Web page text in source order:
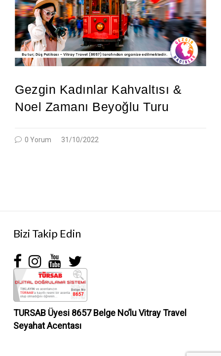
Gezgin Kadınlar Kahvaltısı &
Noel Zamanı Beyoğlu Turu
0 Yorum 31/10/2022
Bizi Takip Edin
TURSAB Üyesi 8657 Belge No’luVitray Travel
Seyahat Acentası